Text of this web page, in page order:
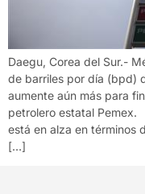
Daegu, Corea del Sur.-
de barriles por día (bpd)
aumente aún más para
petrolero estatal
está en alza en términos
[…]